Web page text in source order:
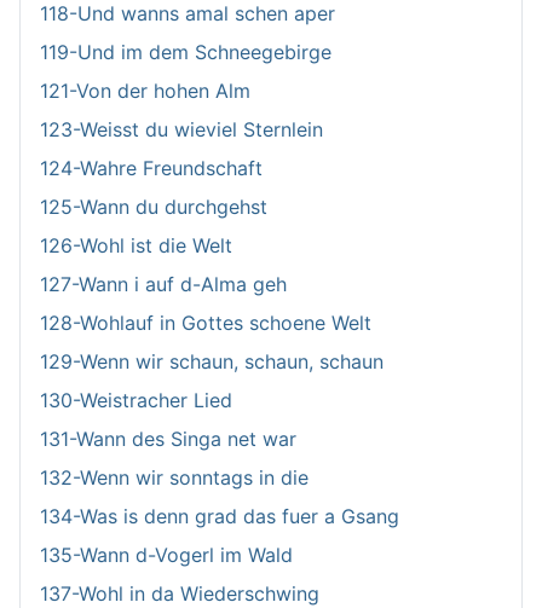
118-Und wanns amal schen aper
119-Und im dem Schneegebirge
121-Von der hohen Alm
123-Weisst du wieviel Sternlein
124-Wahre Freundschaft
125-Wann du durchgehst
126-Wohl ist die Welt
127-Wann i auf d-Alma geh
128-Wohlauf in Gottes schoene Welt
129-Wenn wir schaun, schaun, schaun
130-Weistracher Lied
131-Wann des Singa net war
132-Wenn wir sonntags in die
134-Was is denn grad das fuer a Gsang
135-Wann d-Vogerl im Wald
137-Wohl in da Wiederschwing